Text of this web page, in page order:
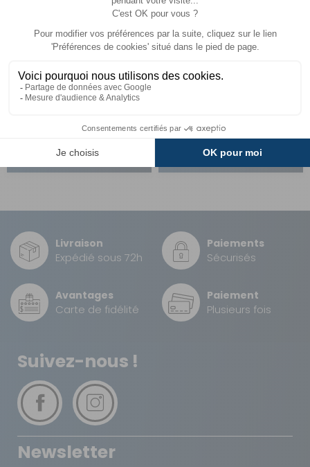
Comparer
Réf : 016557 EN STOCK
ACHETER
Piezo pour camping
Réf : 016450
ACHETER 54,95 €
Livraison
Expédié sous 72h
Paiements
Sécurisés
Avantages
Carte de fidélité
Paiement
Plusieurs fois
Suivez-nous !
Newsletter